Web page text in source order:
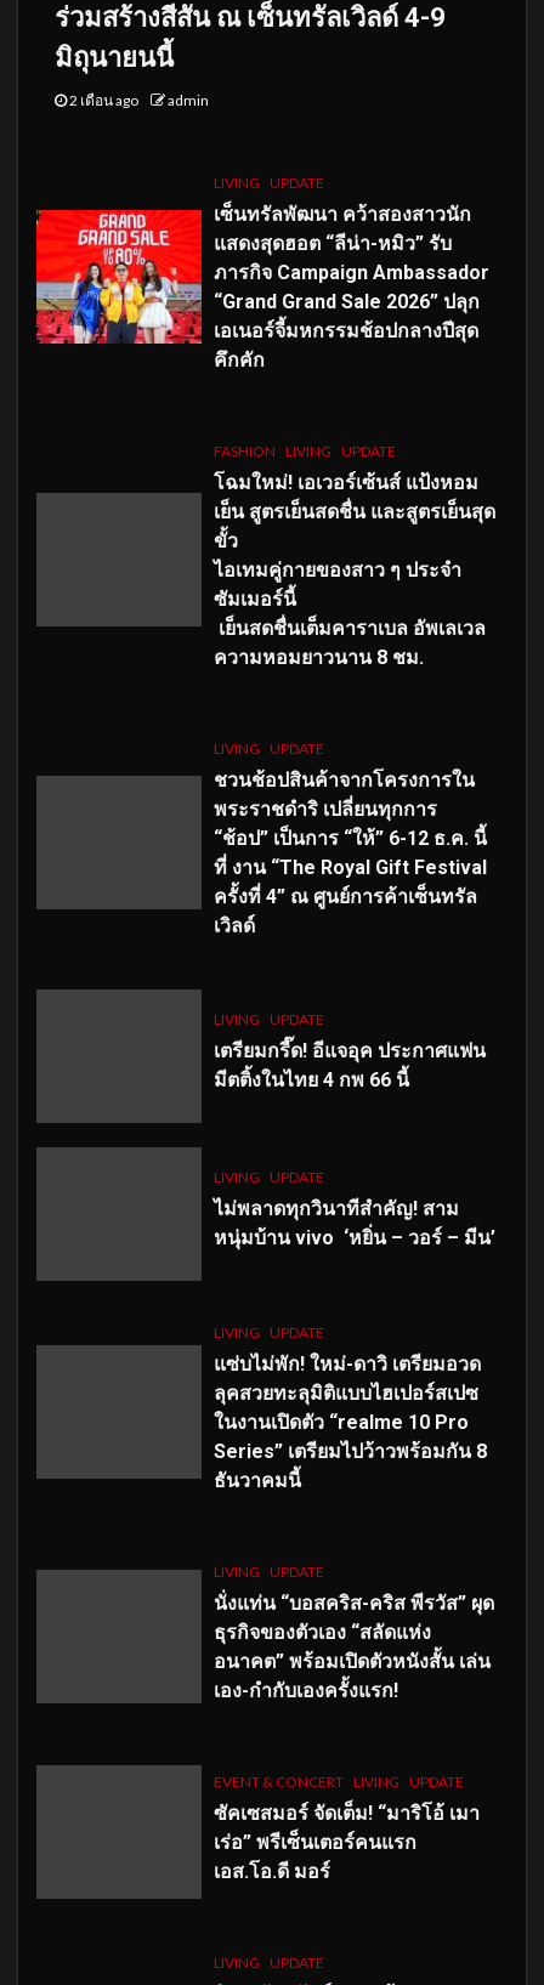
ร่วมสร้างสีสัน ณ เซ็นทรัลเวิลด์ 4-9
มิถุนายนนี้
2 เดือน ago admin
LIVING UPDATE
เซ็นทรัลพัฒนา คว้าสองสาวนัก
แสดงสุดฮอต “ลีน่า-หมิว” รับ
ภารกิจ Campaign Ambassador
“Grand Grand Sale 2026” ปลุก
เอเนอร์จี้มหกรรมช้อปกลางปีสุด
คึกคัก
FASHION LIVING UPDATE
โฉมใหม่! เอเวอร์เซ้นส์ แป้งหอม
เย็น สูตรเย็นสดชื่น และสูตรเย็นสุด
ขั้ว
ไอเทมคู่กายของสาว ๆ ประจำ
ซัมเมอร์นี้
เย็นสดชื่นเต็มคาราเบล อัพเลเวล
ความหอมยาวนาน 8 ชม.
LIVING UPDATE
ชวนช้อปสินค้าจากโครงการใน
พระราชดำริ เปลี่ยนทุกการ
“ช้อป” เป็นการ “ให้” 6-12 ธ.ค. นี้
ที่ งาน “The Royal Gift Festival
ครั้งที่ 4” ณ ศูนย์การค้าเซ็นทรัล
เวิลด์
LIVING UPDATE
เตรียมกรี๊ด! อีแจอุค ประกาศแฟน
มีตติ้งในไทย 4 กพ 66 นี้
LIVING UPDATE
ไม่พลาดทุกวินาทีสำคัญ! สาม
หนุ่มบ้าน vivo ‘หยิ่น – วอร์ – มีน’
LIVING UPDATE
แซ่บไม่พัก! ใหม่-ดาวิ เตรียมอวด
ลุคสวยทะลุมิติแบบไฮเปอร์สเปซ
ในงานเปิดตัว “realme 10 Pro
Series” เตรียมไปว้าวพร้อมกัน 8
ธันวาคมนี้
LIVING UPDATE
นั่งแท่น “บอสคริส-คริส พีรวัส” ผุด
ธุรกิจของตัวเอง “สลัดแห่ง
อนาคต” พร้อมเปิดตัวหนังสั้น เล่น
เอง-กำกับเองครั้งแรก!
EVENT & CONCERT LIVING UPDATE
ซัคเซสมอร์ จัดเต็ม! “มาริโอ้ เมา
เร่อ” พรีเซ็นเตอร์คนแรก
เอส.โอ.ดี มอร์
LIVING UPDATE